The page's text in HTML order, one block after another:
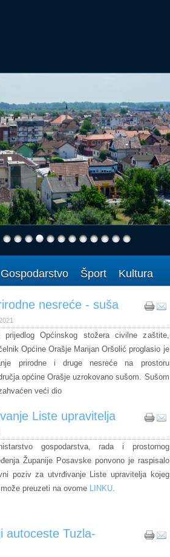
Gospodarstvo Šport Kultura
nesreće - suša
prijedlog Općinskog stožera civilne zaštite,
Općine Orašje Marijan Oršolić proglasio je
prirodne i druge nesreće na prostoru
općine Orašje uzrokovano sušom. Sušom
veći dio
Liste upravitelja
gospodarstva, rada i prostornog
Županije Posavske ponvono je raspisalo
poziv za utvrđivanje Liste upravitelja kojeg
preuzeti na ovome LINKU.
autoceste Tuzla-